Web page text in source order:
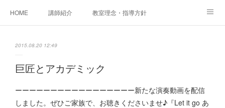
HOME 講師紹介 教室理念・指導方針
演奏スケジュール
2015.08.20 12:49
巨匠とアカデミック
ーーーーーーーーーーーーーーーーー新たな演奏動画を配信
しました。ぜひご家族で、お聴きくださいませ♪『Let it go あ